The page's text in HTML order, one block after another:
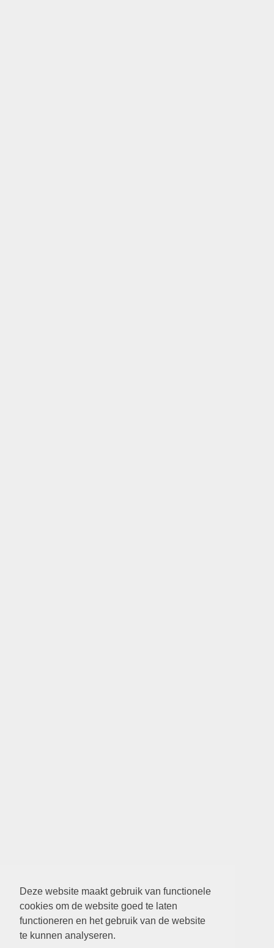
Deze website maakt gebruik van functionele
cookies om de website goed te laten
functioneren en het gebruik van de website
te kunnen analyseren.